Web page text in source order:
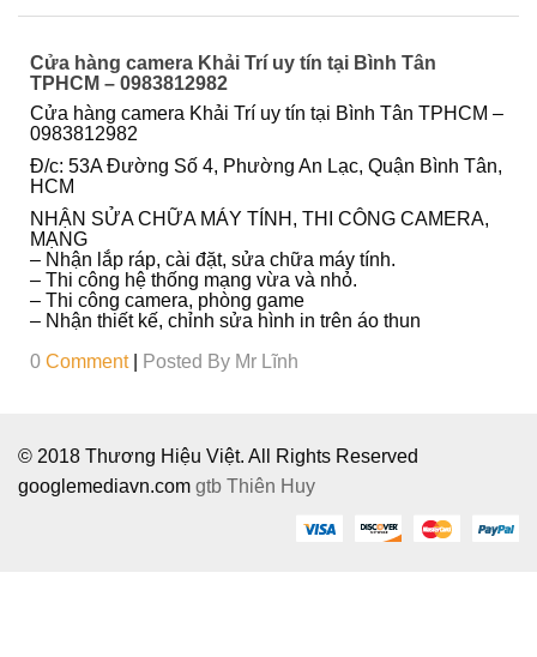
G
T
Ô
Cửa hàng camera Khải Trí uy tín tại Bình Tân
TPHCM – 0983812982
Cửa hàng camera Khải Trí uy tín tại Bình Tân TPHCM –
0983812982
Đ/c: 53A Đường Số 4, Phường An Lạc, Quận Bình Tân,
HCM
NHẬN SỬA CHỮA MÁY TÍNH, THI CÔNG CAMERA,
MẠNG
– Nhận lắp ráp, cài đặt, sửa chữa máy tính.
– Thi công hệ thống mạng vừa và nhỏ.
– Thi công camera, phòng game
– Nhận thiết kế, chỉnh sửa hình in trên áo thun
0 Comment Posted By Mr Lĩnh
© 2018 Thương Hiệu Việt. All Rights Reserved
googlemediavn.com gtb Thiên Huy